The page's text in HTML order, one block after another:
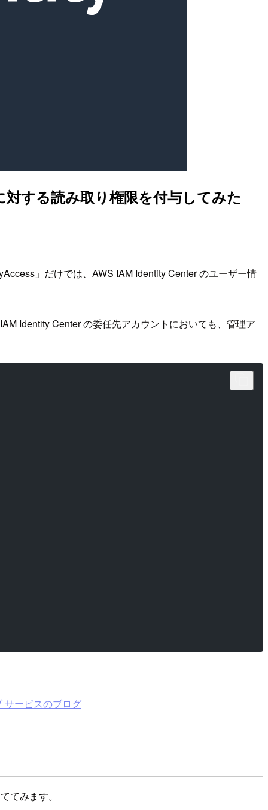
する読み取り権限を付与してみた
」だけでは、AWS IAM Identity Center のユーザー情
Identity Center の委任先アカウントにおいても、管理ア
サービスのブログ
てみます。